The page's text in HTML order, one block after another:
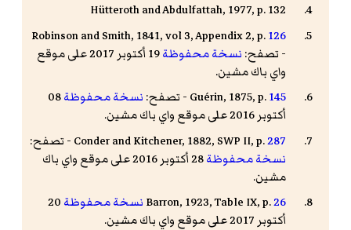
Hütteroth and Abdulfattah, 1977, p. 132
Robinson and Smith, 1841, vol 3, Appendix 2, p.126
- تصفح: نسخة محفوظة
19 أكتوبر 2017 على موقع
واي باك مشين.
Guérin, 1875, p.145 - تصفح: نسخة محفوظة08
أكتوبر 2016 على موقع واي باك مشين.
Conder and Kitchener, 1882, SWP II, p.287
- تصفح:
نسخة محفوظة
28 أكتوبر 2016 على موقع واي باك
مشين.
Barron, 1923, Table IX, p.26 نسخة محفوظة 20
أكتوبر 2017 على موقع واي باك مشين.